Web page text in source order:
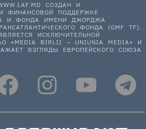
СОЗДАН И
ФИНАНСОВОЙ ПОДДЕРЖКЕ
И ФОНДА ИМЕНИ ДЖОРДЖА
ФОНДА (GMF TF).
ИСКЛЮЧИТЕЛЬНОЙ
«MEDIA BIRLII – UNIUNIA MEDIA» И
ВЗГЛЯДЫ ЕВРОПЕЙСКОГО СОЮЗА